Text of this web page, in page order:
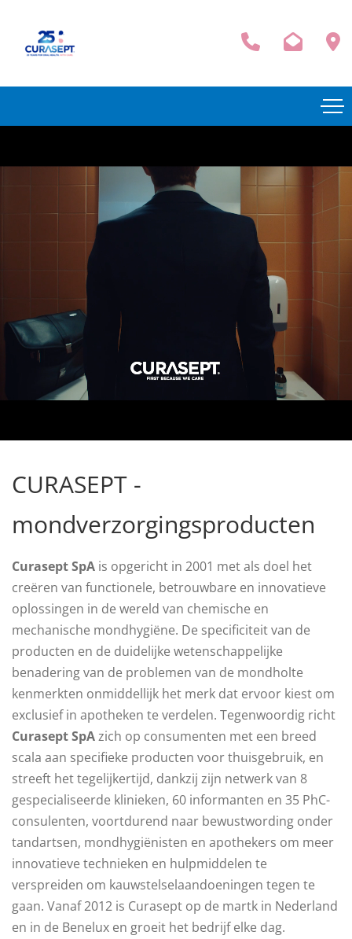
CURASEPT -
mondverzorgingsproducten
Curasept SpA is opgericht in 2001 met als doel het
creëren van functionele, betrouwbare en innovatieve
oplossingen in de wereld van chemische en
mechanische mondhygiëne. De specificiteit van de
producten en de duidelijke wetenschappelijke
benadering van de problemen van de mondholte
kenmerkten onmiddellijk het merk dat ervoor kiest om
exclusief in apotheken te verdelen. Tegenwoordig richt
Curasept SpAzich op consumenten met een breed
scala aan specifieke producten voor thuisgebruik, en
streeft het tegelijkertijd, dankzij zijn netwerk van 8
gespecialiseerde klinieken, 60 informanten en 35 PhC-
consulenten, voortdurend naar bewustwording onder
tandartsen, mondhygiënisten en apothekers om meer
innovatieve technieken en hulpmiddelen te
verspreiden om kauwstelselaandoeningen tegen te
gaan. Vanaf 2012 is Curasept op de martk in Nederland
en in de Benelux en groeit het bedrijf elke dag.